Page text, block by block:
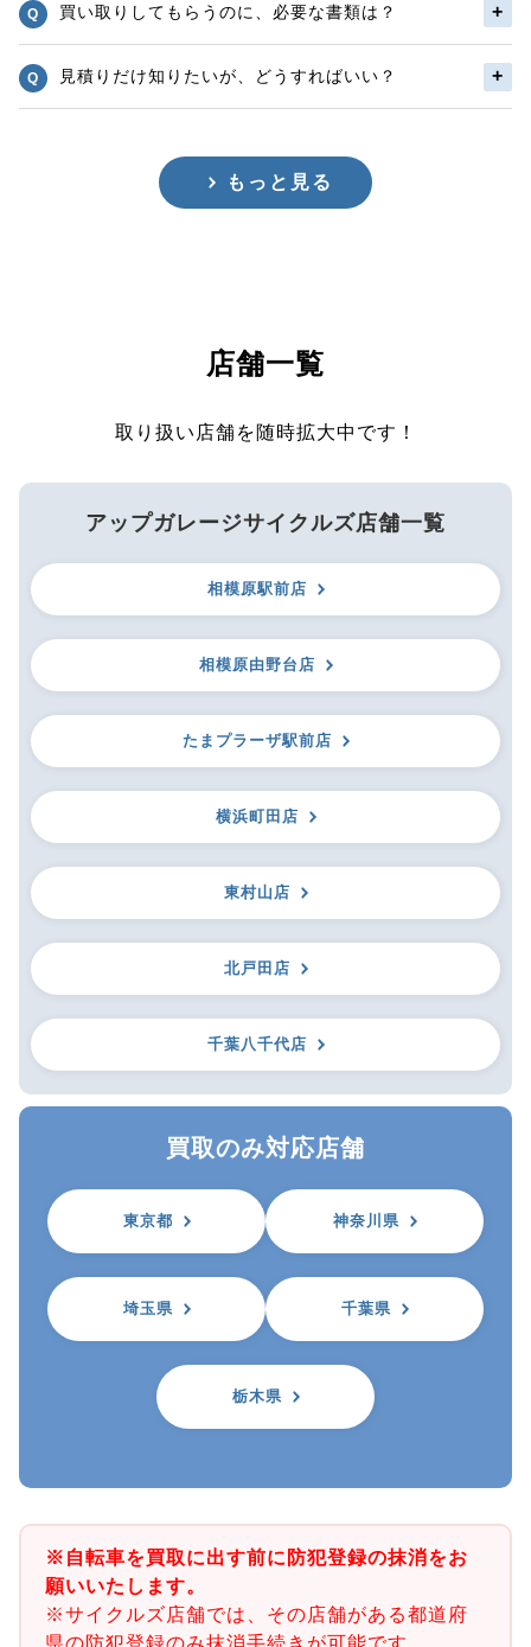
買い取りしてもらうのに、必要な書類は？
見積りだけ知りたいが、どうすればいい？
もっと見る
店舗一覧
取り扱い店舗を随時拡大中です！
アップガレージサイクルズ店舗一覧
相模原駅前店
相模原由野台店
たまプラーザ駅前店
横浜町田店
東村山店
北戸田店
千葉八千代店
買取のみ対応店舗
東京都 神奈川県
埼玉県 千葉県
栃木県
※自転車を買取に出す前に防犯登録の抹消をお
願いいたします。
※サイクルズ店舗では、その店舗がある都道府
県の防犯登録のみ抹消手続きが可能です。